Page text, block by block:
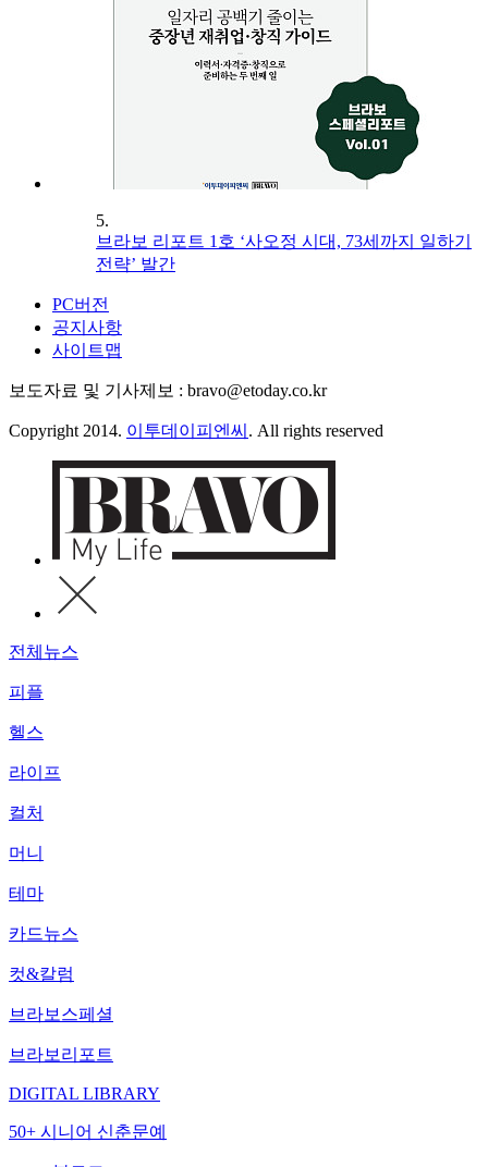
5.
브라보 리포트 1호 ‘사오정 시대, 73세까지 일하기
전략’ 발간
PC버전
공지사항
사이트맵
보도자료 및 기사제보 : bravo@etoday.co.kr
Copyright 2014. 이투데이피엔씨 . All rights reserved
전체뉴스
피플
헬스
라이프
컬처
머니
테마
카드뉴스
컷&칼럼
브라보스페셜
브라보리포트
DIGITAL LIBRARY
50+ 시니어 신춘문예